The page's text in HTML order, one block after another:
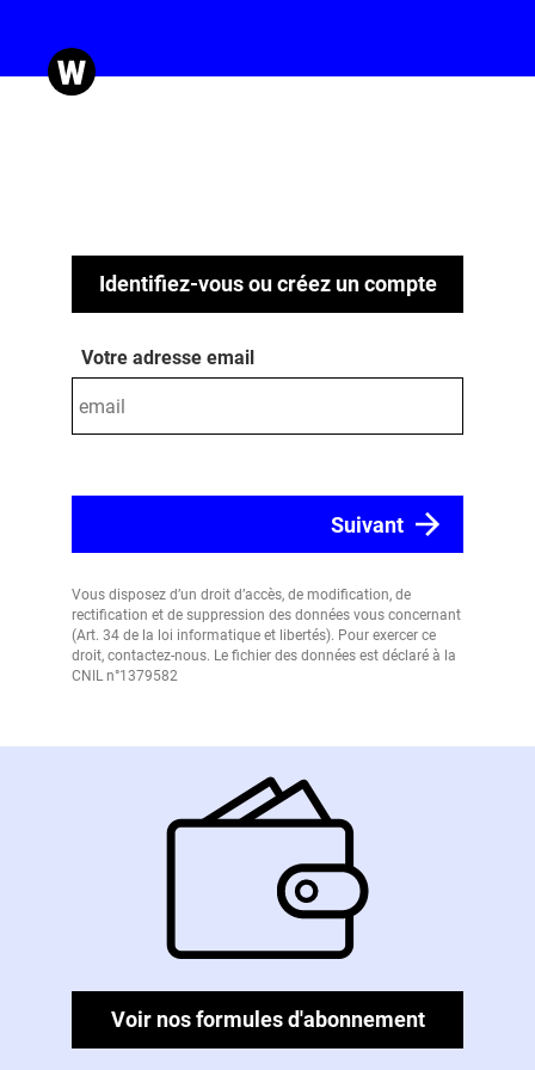
Identifiez-vous ou créez un compte
Votre adresse email
Vous disposez d’un droit d’accès, de modification, de
rectification et de suppression des données vous concernant
(Art. 34 de la loi informatique et libertés). Pour exercer ce
droit, contactez-nous. Le fichier des données est déclaré à la
CNIL n°1379582
Voir nos formules d'abonnement